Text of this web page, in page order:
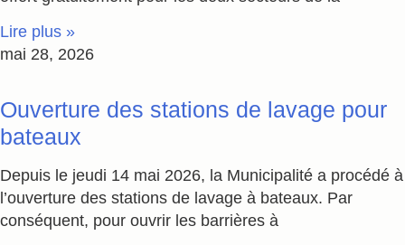
Lire plus »
mai 28, 2026
Ouverture des stations de lavage pour
bateaux
Depuis le jeudi 14 mai 2026, la Municipalité a procédé à
l’ouverture des stations de lavage à bateaux. Par
conséquent, pour ouvrir les barrières à